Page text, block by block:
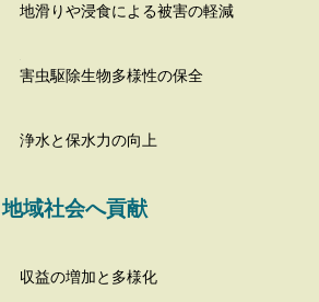
地滑りや浸食による被害の軽減
害虫駆除生物多様性の保全
浄水と保水力の向上
地域社会へ貢献
収益の増加と多様化